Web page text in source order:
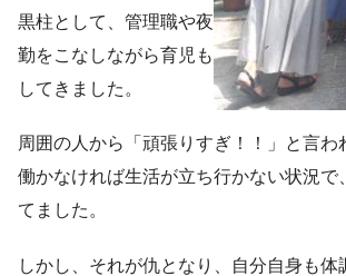
黒柱として、管理職や夜
勤をこなしながら育児も
してきました。
周囲の人から「頑張りすぎ！！」と言わ
働かなければ生活が立ち行かない状況で
てました。
しかし、それが仇となり、自分自身も体